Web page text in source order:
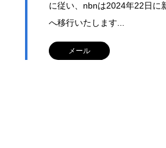
に従い、nbnは2024年22日に
へ移行いたします...
メール